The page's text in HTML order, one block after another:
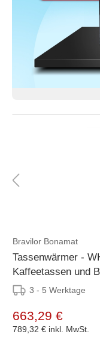
Bravilor Bonamat
Tassenwärmer -
Kaffeetassen und
3 - 5 Werktage
663,29 €
789,32 € inkl. MwSt.